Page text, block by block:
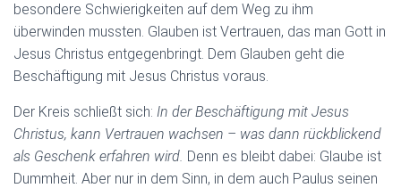
besondere Schwierigkeiten auf dem Weg zu ihm
überwinden mussten. Glauben ist Vertrauen, das man Gott in
Jesus Christus entgegenbringt. Dem Glauben geht die
Beschäftigung mit Jesus Christus voraus.
Der Kreis schließt sich: In der Beschäftigung mit Jesus
Christus, kann Vertrauen wachsen – was dann rückblickend
als Geschenk erfahren wird. Denn es bleibt dabei: Glaube ist
Dummheit. Aber nur in dem Sinn, in dem auch Paulus seinen